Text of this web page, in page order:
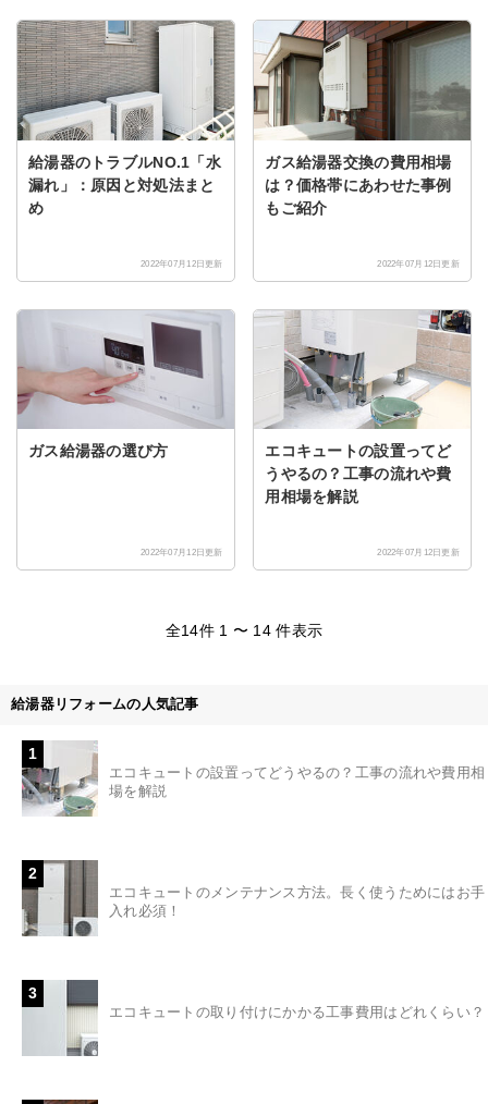
給湯器のトラブルNO.1「水
漏れ」：原因と対処法まと
め
2022年07月12日更新
ガス給湯器交換の費用相場
は？価格帯にあわせた事例
もご紹介
2022年07月12日更新
ガス給湯器の選び方
2022年07月12日更新
エコキュートの設置ってど
うやるの？工事の流れや費
用相場を解説
2022年07月12日更新
全14件 1 〜 14 件表示
給湯器リフォームの人気記事
1
エコキュートの設置ってどうやるの？工事の流れや費用相
場を解説
2
エコキュートのメンテナンス方法。長く使うためにはお手
入れ必須！
3
エコキュートの取り付けにかかる工事費用はどれくらい？